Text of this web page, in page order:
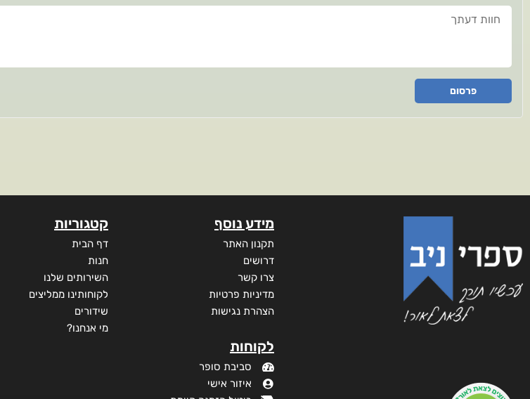
חוות דעתך
פרסום
מידע נוסף
תקנון האתר
דרושים
צרו קשר
מדיניות פרטיות
הצהרת נגישות
לקוחות
סביבת סופר
איזור אישי
קטגוריות
דף הבית
חנות
השירותים שלנו
לקוחותינו ממליצים
שידורים
מי אנחנו?